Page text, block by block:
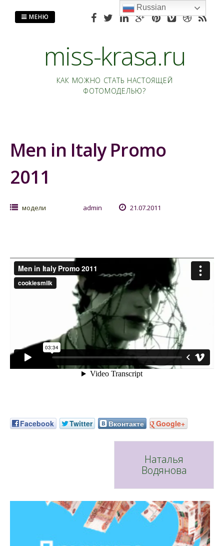
miss-krasa.ru
КАК МОЖНО СТАТЬ НАСТОЯЩЕЙ
ФОТОМОДЕЛЬЮ?
МЕНЮ
Men in Italy Promo
2011
модели admin 21.07.2011
Facebook Twitter Вконтакте Google+
Наталья
Водянова
Russian